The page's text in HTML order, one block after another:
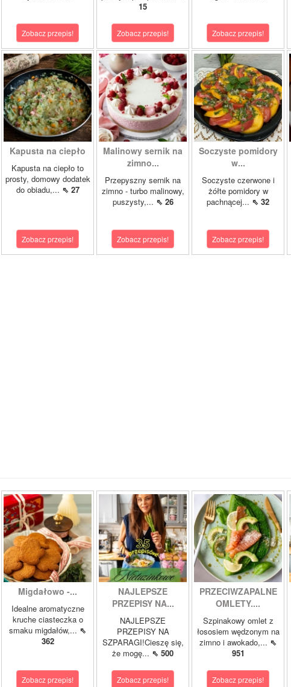
Zobacz przepis!
15
Zobacz przepis! Zobacz przepis!
Kapusta na ciepło
Kapusta na ciepło to
prosty, domowy dodatek
do obiadu,... ⇖ 27
Zobacz przepis!
Malinowy sernik na
zimno...
Przepyszny sernik na
zimno - turbo malinowy,
puszysty,... ⇖ 26
Zobacz przepis!
Soczyste pomidory
w...
Soczyste czerwone i
żółte pomidory w
pachnącej... ⇖ 32
Zobacz przepis!
Migdałowo -...
Idealne aromatyczne
kruche ciasteczka o
smaku migdałów,... ⇖
362
Zobacz przepis!
NAJLEPSZE
PRZEPISY NA...
NAJLEPSZE
PRZEPISY NA
SZPARAGI!Cieszę się,
że mogę... ⇖ 500
Zobacz przepis!
PRZECIWZAPALNE
OMLETY....
Szpinakowy omlet z
łososiem wędzonym na
zimno i awokado,... ⇖
951
Zobacz przepis!